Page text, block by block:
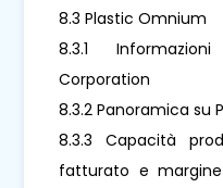
8.3 Plastic Omnium
8.3.1
Corporation
8.3.2 Panoramica su
8.3.3 Capacità
fatturato e